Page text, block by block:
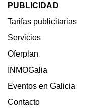
PUBLICIDAD
Tarifas publicitarias
Servicios
Oferplan
INMOGalia
Eventos en Galicia
Contacto